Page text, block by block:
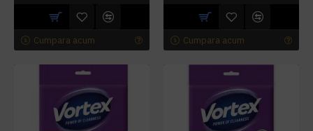
Cumpara acum Cumpara acum